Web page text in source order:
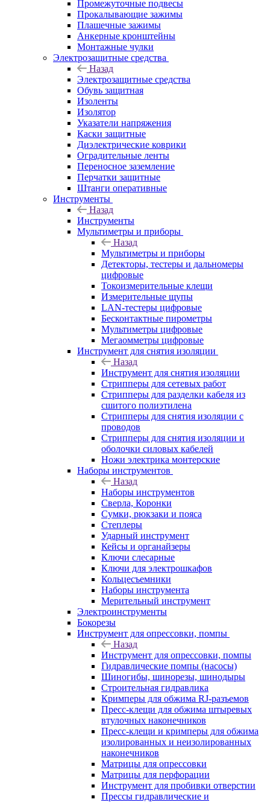
Промежуточные подвесы
Прокалывающие зажимы
Плашечные зажимы
Анкерные кронштейны
Монтажные чулки
Электрозащитные средства
Назад
Электрозащитные средства
Обувь защитная
Изоленты
Изолятор
Указатели напряжения
Каски защитные
Диэлектрические коврики
Оградительные ленты
Переносное заземление
Перчатки защитные
Штанги оперативные
Инструменты
Назад
Инструменты
Мультиметры и приборы
Назад
Мультиметры и приборы
Детекторы, тестеры и дальномеры
цифровые
Токоизмерительные клещи
Измерительные щупы
LAN-тестеры цифровые
Бесконтактные пирометры
Мультиметры цифровые
Мегаомметры цифровые
Инструмент для снятия изоляции
Назад
Инструмент для снятия изоляции
Стрипперы для сетевых работ
Стрипперы для разделки кабеля из
сшитого полиэтилена
Cтрипперы для снятия изоляции с
проводов
Стрипперы для снятия изоляции и
оболочки силовых кабелей
Ножи электрика монтерские
Наборы инструментов
Назад
Наборы инструментов
Сверла, Коронки
Сумки, рюкзаки и пояса
Степлеры
Ударный инструмент
Кейсы и органайзеры
Ключи слесарные
Ключи для электрошкафов
Кольцесъемники
Наборы инструмента
Мерительный инструмент
Электроинструменты
Бокорезы
Инструмент для опрессовки, помпы
Назад
Инструмент для опрессовки, помпы
Гидравлические помпы (насосы)
Шиногибы, шинорезы, шинодыры
Строительная гидравлика
Кримперы для обжима RJ-разъемов
Пресс-клещи для обжима штыревых
втулочных наконечников
Пресс-клещи и кримперы для обжима
изолированных и неизолированных
наконечников
Матрицы для опрессовки
Матрицы для перфорации
Инструмент для пробивки отверстии
Прессы гидравлические и